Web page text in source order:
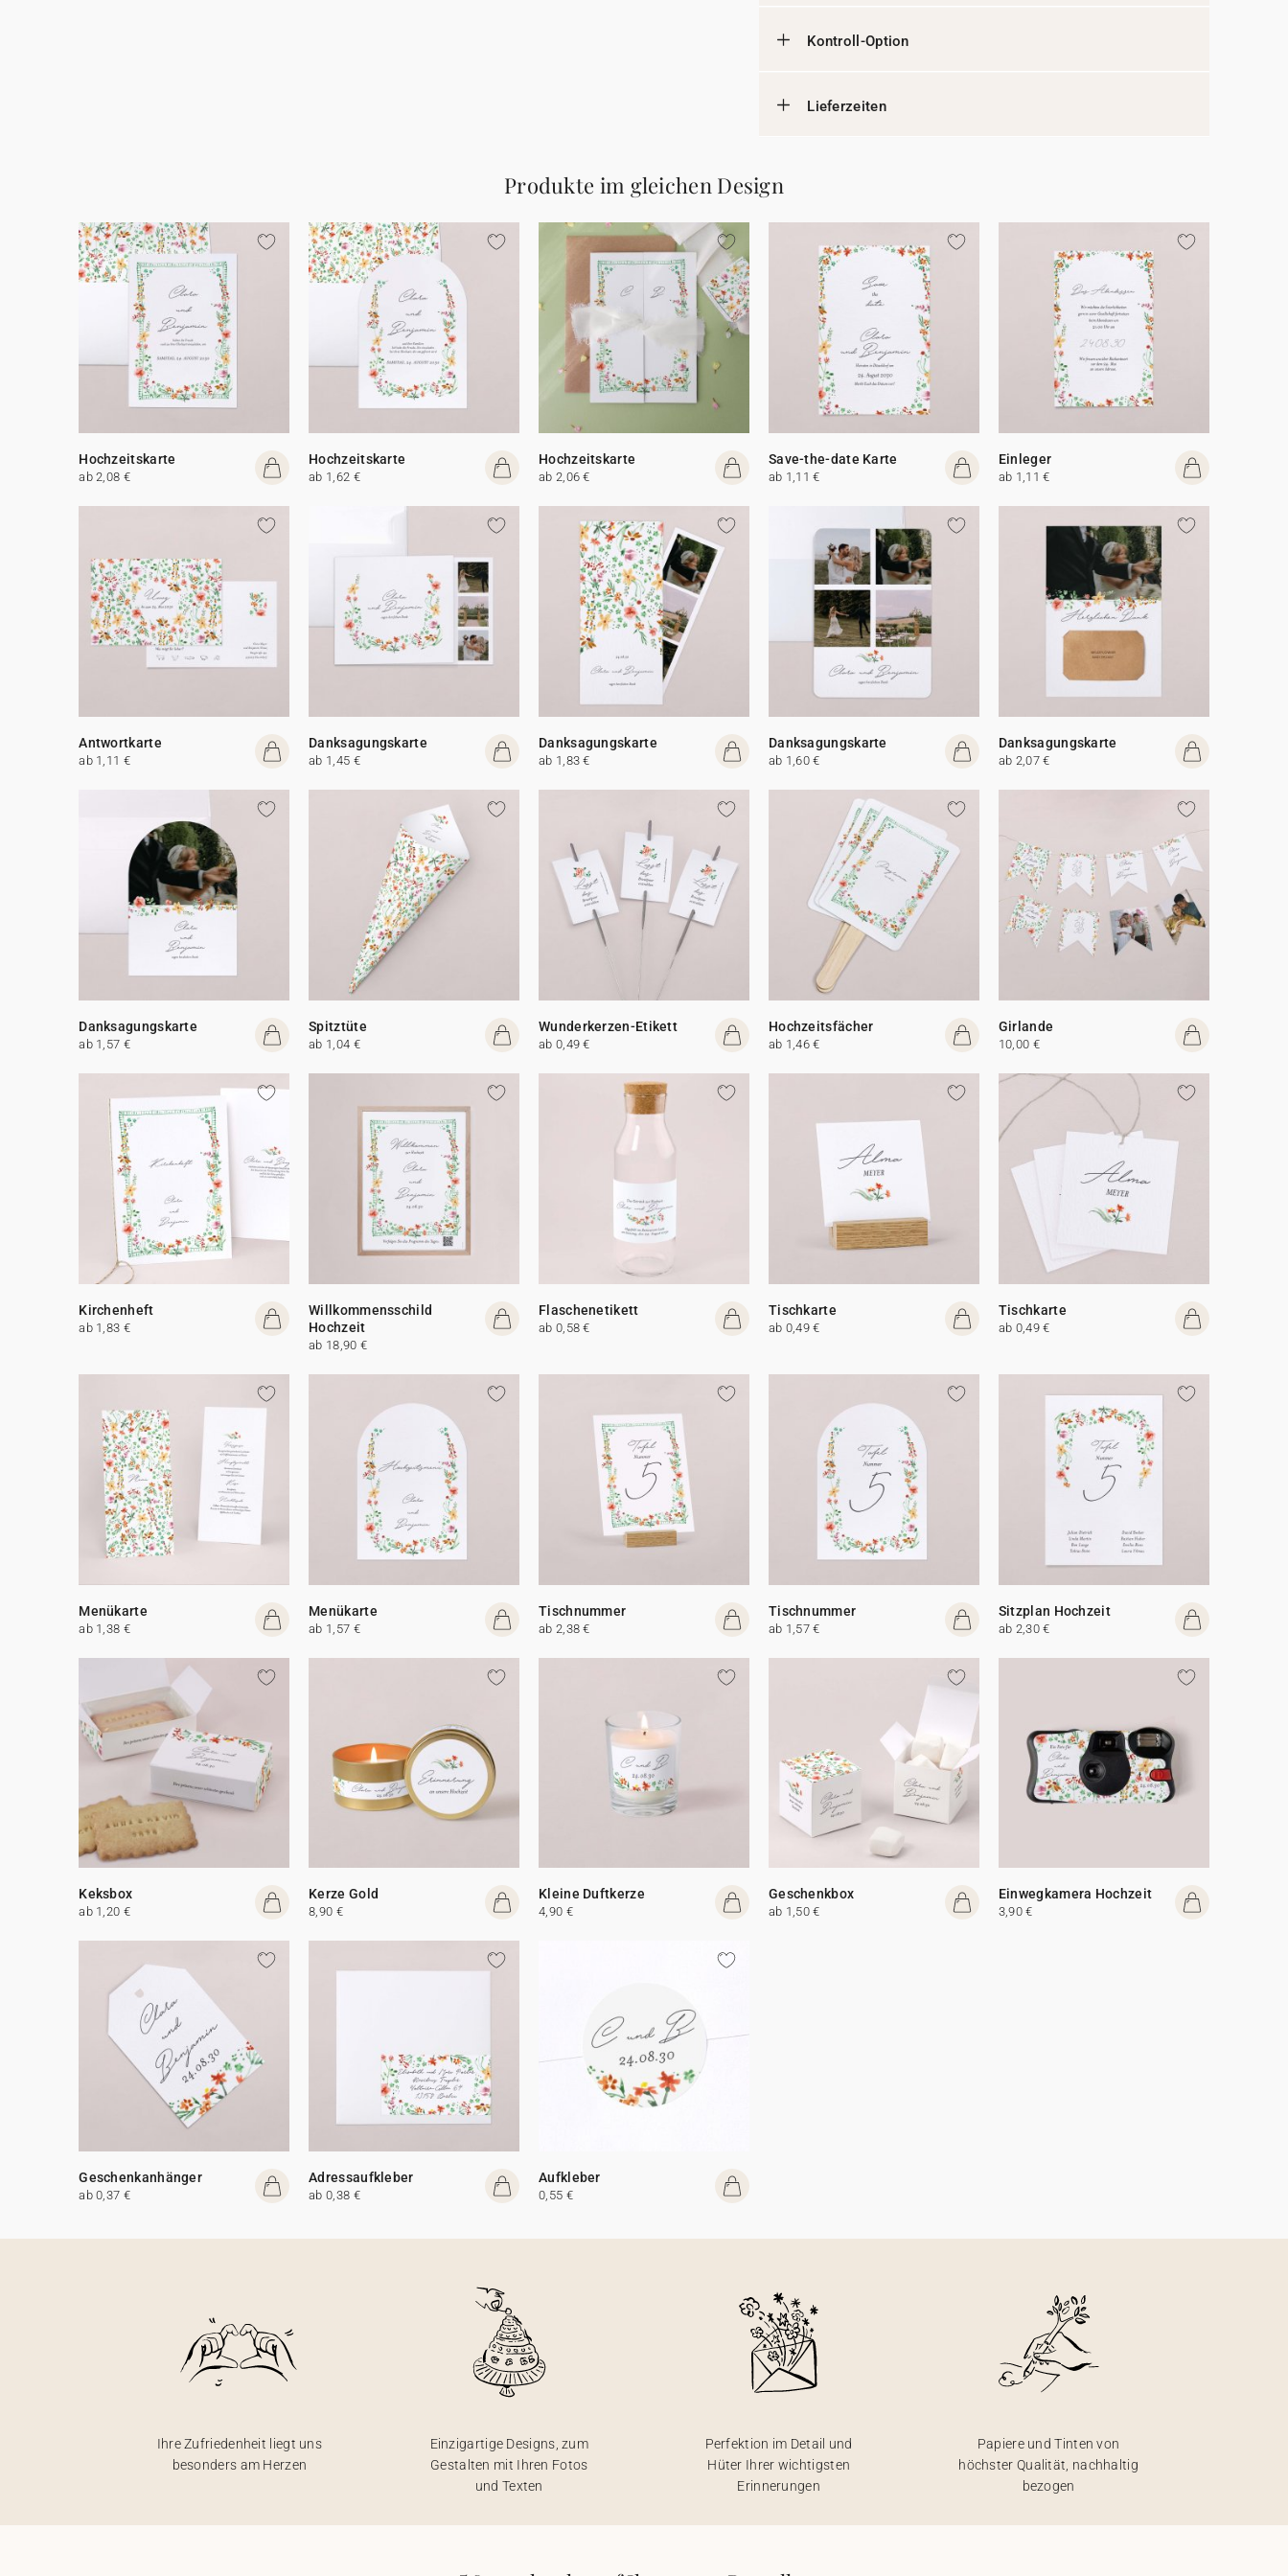
Kontroll-Option
Lieferzeiten
Produkte im gleichen Design
Hochzeitskarte
ab 2,08 €
Hochzeitskarte
ab 1,62 €
Hochzeitskarte
ab 2,06 €
Save-the-date Karte
ab 1,11 €
Einleger
ab 1,11 €
Antwortkarte
ab 1,11 €
Danksagungskarte
ab 1,45 €
Danksagungskarte
ab 1,83 €
Danksagungskarte
ab 1,60 €
Danksagungskarte
ab 2,07 €
Danksagungskarte
ab 1,57 €
Spitztüte
ab 1,04 €
Wunderkerzen-Etikett
ab 0,49 €
Hochzeitsfächer
ab 1,46 €
Girlande
10,00 €
Kirchenheft
ab 1,83 €
Willkommensschild
Hochzeit
ab 18,90 €
Flaschenetikett
ab 0,58 €
Tischkarte
ab 0,49 €
Tischkarte
ab 0,49 €
Menükarte
ab 1,38 €
Menükarte
ab 1,57 €
Tischnummer
ab 2,38 €
Tischnummer
ab 1,57 €
Sitzplan Hochzeit
ab 2,30 €
Keksbox
ab 1,20 €
Kerze Gold
8,90 €
Kleine Duftkerze
4,90 €
Geschenkbox
ab 1,50 €
Einwegkamera Hochzeit
3,90 €
Geschenkanhänger
ab 0,37 €
Adressaufkleber
ab 0,38 €
Aufkleber
0,55 €
Ihre Zufriedenheit liegt uns
besonders am Herzen
Einzigartige Designs, zum
Gestalten mit Ihren Fotos
und Texten
Perfektion im Detail und
Hüter Ihrer wichtigsten
Erinnerungen
Papiere und Tinten von
höchster Qualität, nachhaltig
bezogen